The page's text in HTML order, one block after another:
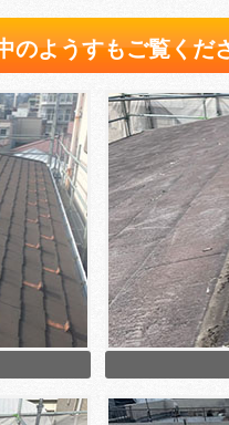
のようすもご覧くだ